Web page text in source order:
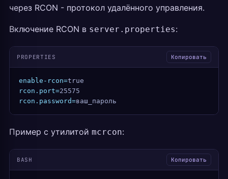
через RCON - протокол удалённого управления.
Включение RCON в server.properties:
PROPERTIES Копировать
enable-rcon=true
rcon.port=25575
rcon.password=ваш_пароль
Пример с утилитой mcrcon:
BASH Копировать